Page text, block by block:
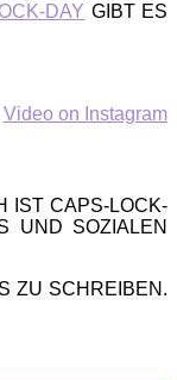
DAY GIBT ES
Video on Instagram
IST CAPS-LOCK-
UND SOZIALEN
ZU SCHREIBEN.